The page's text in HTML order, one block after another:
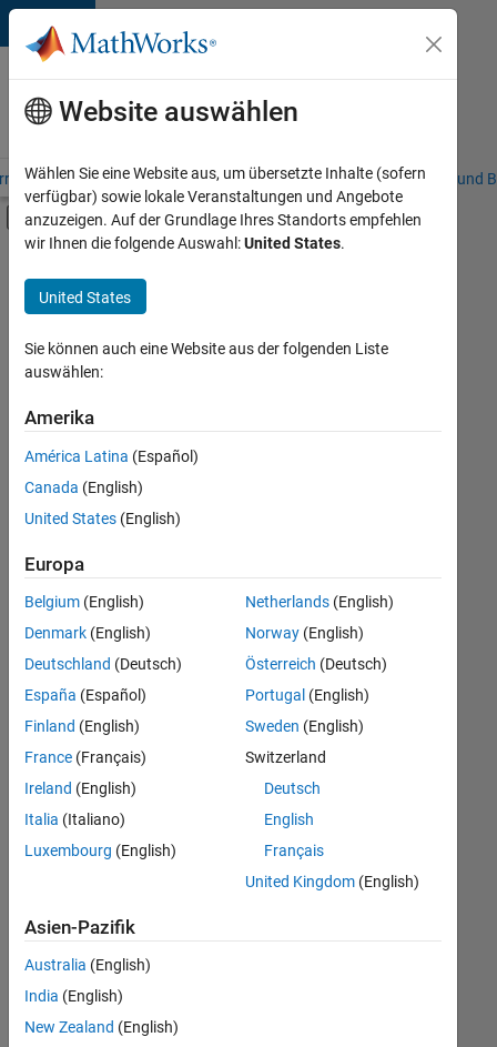
Weiter zum Inhalt
Karriere
bei
MathWorks
– Übersicht Stellensuche Niederlassungen Studierende und
Umschaltung für Off-Canvas-
Hauptinhalt
Business Applications and Tools
Program Management
Technical Writing
+2
Derzeit
es
keine
offenen
Stellen,
Ihren
Suchkriterien
entsprechen.
können
die
Suchkriterien
weiter
fassen
oder
alle
Stellenangebote
anzeigen .
noch
keine
offenen
Stellen
Website auswählen
Wählen Sie eine Website aus, um übersetzte Inhalte (sofern
verfügbar) sowie lokale Veranstaltungen und Angebote
anzuzeigen. Auf der Grundlage Ihres Standorts empfehlen
wir Ihnen die folgende Auswahl:United States.
United States
Sie können auch eine Website aus der folgenden Liste
auswählen:
Amerika
América Latina (Español)
Canada (English)
United States (English)
Europa
Belgium (English)
Denmark (English)
Deutschland (Deutsch)
España (Español)
Finland (English)
France (Français)
Ireland (English)
Italia (Italiano)
Luxembourg (English)
Netherlands(English)
Norway(English)
Österreich (Deutsch)
Portugal (English)
Sweden (English)
Switzerland
Deutsch
English
Français
United Kingdom(English)
Asien-Pazifik
Australia (English)
India (English)
New Zealand (English)